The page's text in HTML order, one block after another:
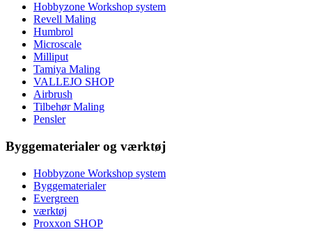
Hobbyzone Workshop system
Revell Maling
Humbrol
Microscale
Milliput
Tamiya Maling
VALLEJO SHOP
Airbrush
Tilbehør Maling
Pensler
Byggematerialer og værktøj
Hobbyzone Workshop system
Byggematerialer
Evergreen
værktøj
Proxxon SHOP